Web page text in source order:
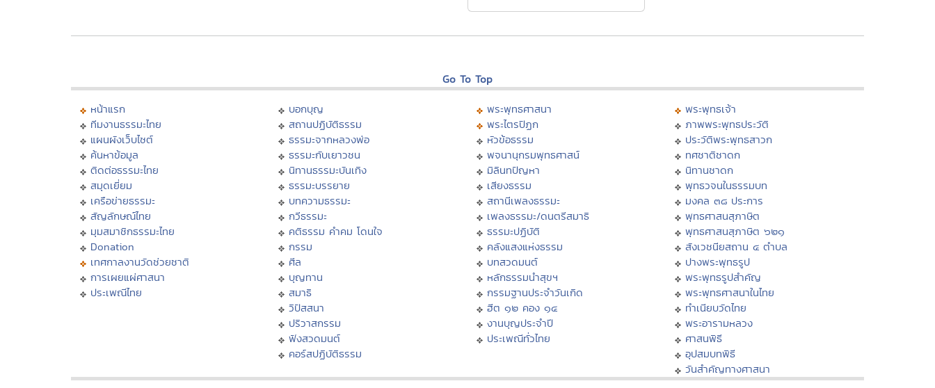
Go To Top
หน้าแรก
ทีมงานธรรมะไทย
แผนผังเว็บไซต์
ค้นหาข้อมูล
ติดต่อธรรมะไทย
สมุดเยี่ยม
เครือข่ายธรรมะ
สัญลักษณ์ไทย
มุมสมาชิกธรรมะไทย
Donation
เทศกาลงานวัดช่วยชาติ
การเผยแผ่ศาสนา
ประเพณีไทย
บอกบุญ
สถานปฏิบัติธรรม
ธรรมะจากหลวงพ่อ
ธรรมะกับเยาวชน
นิทานธรรมะบันเทิง
ธรรมะบรรยาย
บทความธรรมะ
กวีธรรมะ
คติธรรม คำคม โดนใจ
กรรม
ศีล
บุญทาน
สมาธิ
วิปัสสนา
ปริวาสกรรม
ฟังสวดมนต์
คอร์สปฏิบัติธรรม
พระพุทธศาสนา
พระไตรปิฏก
หัวข้อธรรม
พจนานุกรมพุทธศาสน์
มิลินทปัญหา
เสียงธรรม
สถานีเพลงธรรมะ
เพลงธรรมะ/ดนตรีสมาธิ
ธรรมะปฏิบัติ
คลังแสงแห่งธรรม
บทสวดมนต์
หลักธรรมนำสุขฯ
กรรมฐานประจำวันเกิด
ฮีต ๑๒ คอง ๑๔
งานบุญประจำปี
ประเพณีทั่วไทย
พระพุทธเจ้า
ภาพพระพุทธประวัติ
ประวัติพระพุทธสาวก
ทศชาติชาดก
นิทานชาดก
พุทธวจนในธรรมบท
มงคล ๓๘ ประการ
พุทธศาสนสุภาษิต
พุทธศาสนสุภาษิต ๖๒๑
สังเวชนียสถาน ๔ ตำบล
ปางพระพุทธรูป
พระพุทธรูปสำคัญ
พระพุทธศาสนาในไทย
ทำเนียบวัดไทย
พระอารามหลวง
ศาสนพิธี
อุปสมบทพิธี
วันสำคัญทางศาสนา